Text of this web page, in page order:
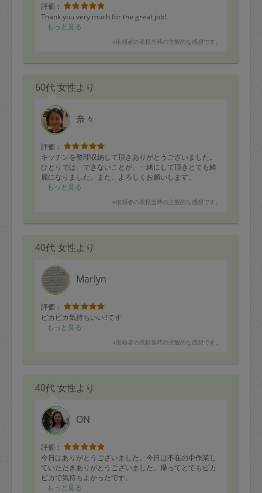
評価：
Thank you very much for the great job!
もっと見る
※依頼者の依頼当時の主観的な感想です。
60代 女性より
奈々
評価：
キッチンを整理収納して頂きありがとうございました。
ひとりでは、できないことが、一緒にして頂きとても綺
麗になりました。また、よろしくお願いします。
もっと見る
※依頼者の依頼当時の主観的な感想です。
40代 女性より
Marlyn
評価：
ピカピカ気持ちいい‼️てす
もっと見る
※依頼者の依頼当時の主観的な感想です。
40代 女性より
ON
評価：
今日はありがとうございました。今日は不在の中作業し
ていただきありがとうございました。帰ってとてもピカ
ピカで気持ちよかったです。
もっと見る